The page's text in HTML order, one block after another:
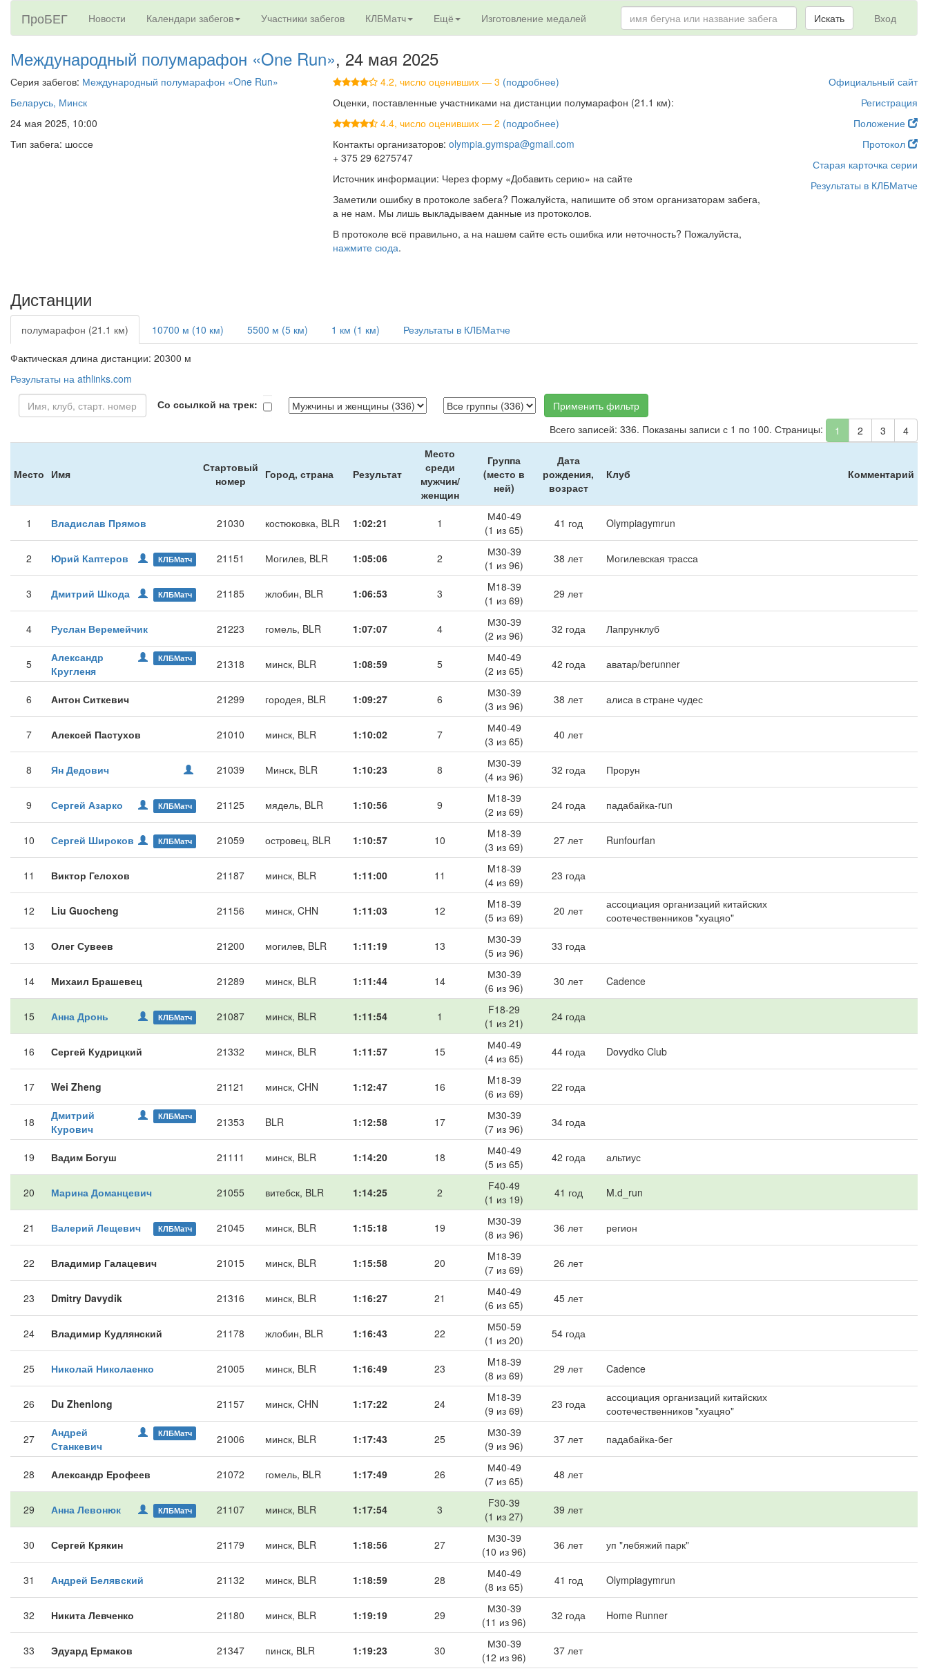
ПроБЕГ Новости Календари забегов Участники забегов КЛБМатч Ещё Изготовление медалей Вход
Искать
Международный полумарафон «One Run», 24 мая 2025
Серия забегов: Международный полумарафон «One Run»
Беларусь, Минск
24 мая 2025, 10:00
Тип забега: шоссе
4.2, число оценивших — 3 (подробнее)
Оценки, поставленные участниками на дистанции полумарафон (21.1 км):
4.4, число оценивших — 2 (подробнее)
Контакты организаторов: olympia.gymspa@gmail.com
+ 375 29 6275747
Источник информации: Через форму «Добавить серию» на сайте
Заметили ошибку в протоколе забега? Пожалуйста, напишите об этом организаторам забега,
а не нам. Мы лишь выкладываем данные из протоколов.
В протоколе всё правильно, а на нашем сайте есть ошибка или неточность? Пожалуйста,
нажмите сюда.
Официальный сайт
Регистрация
Положение
Протокол
Старая карточка серии
Результаты в КЛБМатче
Дистанции
полумарафон (21.1 км) 10700 м (10 км) 5500 м (5 км) 1 км (1 км) Результаты в КЛБМатче
Фактическая длина дистанции: 20300 м
Результаты на athlinks.com
Со ссылкой на трек:
Применить фильтр
Всего записей: 336. Показаны записи с 1 по 100. Страницы:
1 2 3 4
Место Имя
Стартовый
номер
Город, страна Результат
Место
среди
мужчин/
женщин
Группа
(место в
ней)
Дата
рождения,
возраст
Клуб Комментарий
1 Владислав Прямов 21030 костюковка, BLR 1:02:21 1
М40-49
(1 из 65)
41 год Olympiagymrun
2 КЛБМатч
Юрий Каптеров 21151 Могилев, BLR 1:05:06 2
М30-39
(1 из 96)
38 лет Могилевская трасса
3 КЛБМатч
Дмитрий Шкода 21185 жлобин, BLR 1:06:53 3
M18-39
(1 из 69)
29 лет
4 Руслан Веремейчик 21223 гомель, BLR 1:07:07 4
М30-39
(2 из 96)
32 года Лапрунклуб
5 КЛБМатч
Александр
Кругленя
21318 минск, BLR 1:08:59 5
М40-49
(2 из 65)
42 года аватар/berunner
6 Антон Ситкевич 21299 городея, BLR 1:09:27 6
М30-39
(3 из 96)
38 лет алиса в стране чудес
7 Алексей Пастухов 21010 минск, BLR 1:10:02 7
М40-49
(3 из 65)
40 лет
8 Ян Дедович 21039 Минск, BLR 1:10:23 8
М30-39
(4 из 96)
32 года Прорун
9 КЛБМатч
Сергей Азарко 21125 мядель, BLR 1:10:56 9
M18-39
(2 из 69)
24 года падабайка-run
10 КЛБМатч
Сергей Широков 21059 островец, BLR 1:10:57 10
M18-39
(3 из 69)
27 лет Runfourfan
11 Виктор Гелохов 21187 минск, BLR 1:11:00 11
M18-39
(4 из 69)
23 года
12 Liu Guocheng 21156 минск, CHN 1:11:03 12
M18-39
(5 из 69)
20 лет
ассоциация организаций китайских
соотечественников "хуацяо"
13 Олег Сувеев 21200 могилев, BLR 1:11:19 13
М30-39
(5 из 96)
33 года
14 Михаил Брашевец 21289 минск, BLR 1:11:44 14
М30-39
(6 из 96)
30 лет Cadence
15 КЛБМатч
Анна Дронь 21087 минск, BLR 1:11:54 1
F18-29
(1 из 21)
24 года
16 Сергей Кудрицкий 21332 минск, BLR 1:11:57 15
М40-49
(4 из 65)
44 года Dovydko Club
17 Wei Zheng 21121 минск, CHN 1:12:47 16
M18-39
(6 из 69)
22 года
18 КЛБМатч
Дмитрий
Курович
21353 BLR 1:12:58 17
М30-39
(7 из 96)
34 года
19 Вадим Богуш 21111 минск, BLR 1:14:20 18
М40-49
(5 из 65)
42 года альтиус
20 Марина Доманцевич 21055 витебск, BLR 1:14:25 2
F40-49
(1 из 19)
41 год M.d_run
21 КЛБМатч
Валерий Лещевич 21045 минск, BLR 1:15:18 19
М30-39
(8 из 96)
36 лет регион
22 Владимир Галацевич 21015 минск, BLR 1:15:58 20
M18-39
(7 из 69)
26 лет
23 Dmitry Davydik 21316 минск, BLR 1:16:27 21
М40-49
(6 из 65)
45 лет
24 Владимир Кудлянский 21178 жлобин, BLR 1:16:43 22
М50-59
(1 из 20)
54 года
25 Николай Николаенко 21005 минск, BLR 1:16:49 23
M18-39
(8 из 69)
29 лет Cadence
26 Du Zhenlong 21157 минск, CHN 1:17:22 24
M18-39
(9 из 69)
23 года
ассоциация организаций китайских
соотечественников "хуацяо"
27 КЛБМатч
Андрей
Станкевич
21006 минск, BLR 1:17:43 25
М30-39
(9 из 96)
37 лет падабайка-бег
28 Александр Ерофеев 21072 гомель, BLR 1:17:49 26
М40-49
(7 из 65)
48 лет
29 КЛБМатч
Анна Левонюк 21107 минск, BLR 1:17:54 3
F30-39
(1 из 27)
39 лет
30 Сергей Крякин 21179 минск, BLR 1:18:56 27
М30-39
(10 из 96)
36 лет уп "лебяжий парк"
31 Андрей Белявский 21132 минск, BLR 1:18:59 28
М40-49
(8 из 65)
41 год Olympiagymrun
32 Никита Левченко 21180 минск, BLR 1:19:19 29
М30-39
(11 из 96)
32 года Home Runner
33 Эдуард Ермаков 21347 пинск, BLR 1:19:23 30
М30-39
(12 из 96)
37 лет